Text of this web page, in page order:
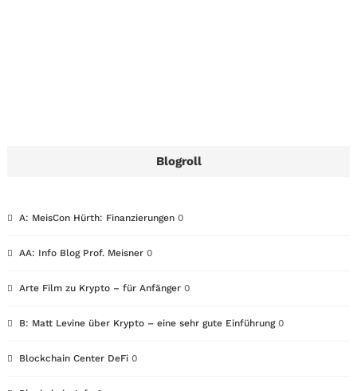
Blogroll
A: MeisCon Hürth: Finanzierungen 0
AA: Info Blog Prof. Meisner 0
Arte Film zu Krypto – für Anfänger 0
B: Matt Levine über Krypto – eine sehr gute Einführung0
Blockchain Center DeFi 0